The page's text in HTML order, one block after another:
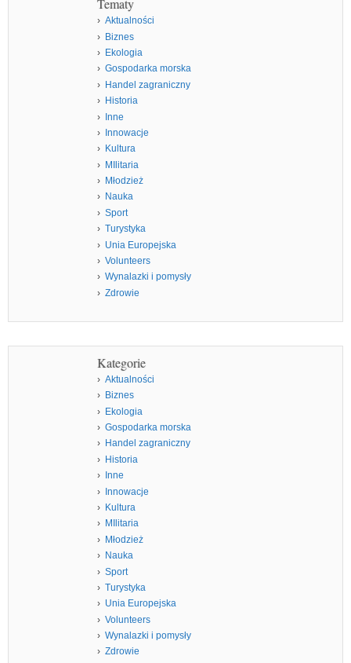
Tematy
Aktualności
Biznes
Ekologia
Gospodarka morska
Handel zagraniczny
Historia
Inne
Innowacje
Kultura
MIlitaria
Młodzież
Nauka
Sport
Turystyka
Unia Europejska
Volunteers
Wynalazki i pomysły
Zdrowie
Kategorie
Aktualności
Biznes
Ekologia
Gospodarka morska
Handel zagraniczny
Historia
Inne
Innowacje
Kultura
MIlitaria
Młodzież
Nauka
Sport
Turystyka
Unia Europejska
Volunteers
Wynalazki i pomysły
Zdrowie